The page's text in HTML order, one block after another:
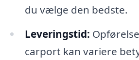
du vælge den bedste.
Leveringstid:
carport kan variere